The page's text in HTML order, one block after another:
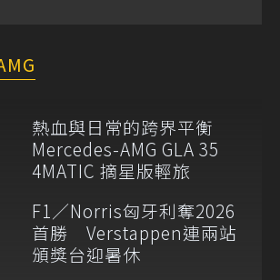
熱血與日常的跨界平衡
Mercedes-AMG GLA 35
4MATIC 摘星版輕旅
F1／Norris匈牙利奪2026
首勝 Verstappen連兩站
頒獎台迎暑休